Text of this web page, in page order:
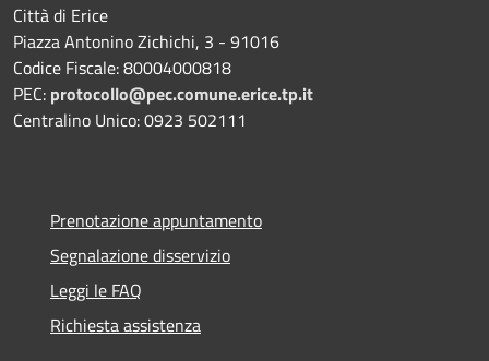
Città di Erice
Piazza Antonino Zichichi, 3 - 91016
Codice Fiscale: 80004000818
PEC: protocollo@pec.comune.erice.tp.it
Centralino Unico: 0923 502111
Prenotazione appuntamento
Segnalazione disservizio
Leggi le FAQ
Richiesta assistenza